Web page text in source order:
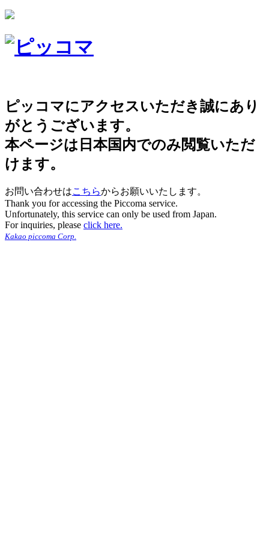
ピッコマにアクセスいただき誠にあり
がとうございます。
本ページは日本国内でのみ閲覧いただ
けます。
お問い合わせはこちらからお願いいたします。
Thank you for accessing the Piccoma service.
Unfortunately, this service can only be used from Japan.
For inquiries, please click here.
Kakao piccoma Corp.